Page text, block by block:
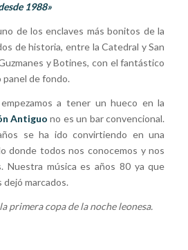
1988»
de los enclaves más bonitos de la
de historia, entre la Catedral y San
y Botines, con el fantástico
panel de fondo.
a tener un hueco en la
Antiguo no es un bar convencional.
se ha ido convirtiendo en una
donde todos nos conocemos y nos
Nuestra música es años 80 ya que
marcados.
primera copa de la noche leonesa.